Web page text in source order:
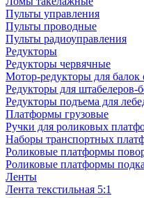
Пульты управления
Пульты проводные
Пульты радиоуправления
Редукторы
Редукторы червячные
Мотор-редукторы для
Редукторы для штабелеров-
Редукторы подъема для
Платформы грузовые
Ручки для роликовых
Наборы транспортных
Роликовые платформы
Роликовые платформы
Ленты
Лента текстильная 5:1